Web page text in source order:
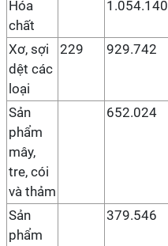
Hóa
chất
1.054.140
Xơ, sợi
dệt các
loại
229 929.742
Sản
phẩm
mây,
tre, cói
và thảm
652.024
Sản
phẩm
379.546